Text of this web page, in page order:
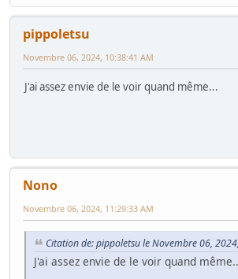
pippoletsu
Novembre 06, 2024, 10:38:41 AM
J'ai assez envie de le voir quand même...
Nono
Novembre 06, 2024, 11:29:33 AM
Citation de: pippoletsu le Novembre 06,
J'ai assez envie de le voir quand